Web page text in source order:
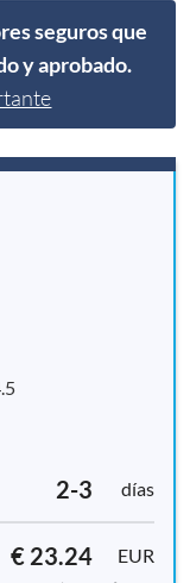
seguros que
y aprobado.
2-3 días
€ 23.24
EUR